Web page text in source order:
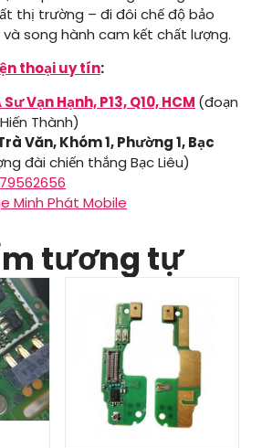
thị trường – đi đôi chế độ bảo
song hành cam kết chất lượng.
thoại uy tín:
Vạn Hạnh, P13, Q10, HCM (đoạn
Thành)
Văn, Khóm 1, Phường 1, Bạc
đài chiến thắng Bạc Liêu)
Minh Phát Mobile
tương tự